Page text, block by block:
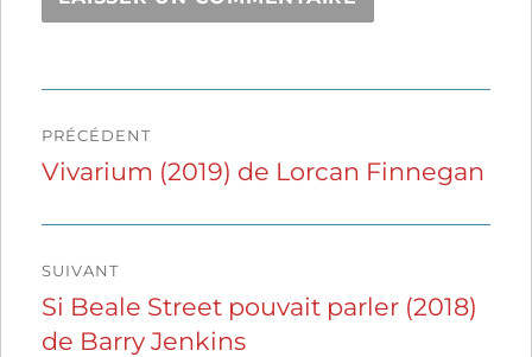
de
PRÉCÉDENT
Publication
Vivarium (2019) de Lorcan Finnegan
SUIVANT
Publication
suivante :
Si Beale Street pouvait parler (2018)
de Barry Jenkins